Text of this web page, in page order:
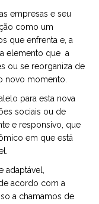
empresas e seu
como um
que enfrenta e, a
elemento que a
ou se reorganiza de
novo momento.
para esta nova
sociais ou de
e responsivo, que
em que está
acordo com a
a chamamos de